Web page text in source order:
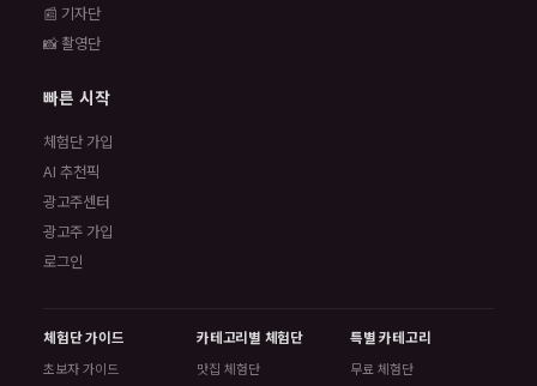
📰 기자단
📸 촬영단
빠른 시작
체험단 가입
AI 추천픽
광고주센터
광고주 가입
로그인
체험단 가이드
초보자 가이드
카테고리별 체험단
맛집 체험단
특별 카테고리
무료 체험단